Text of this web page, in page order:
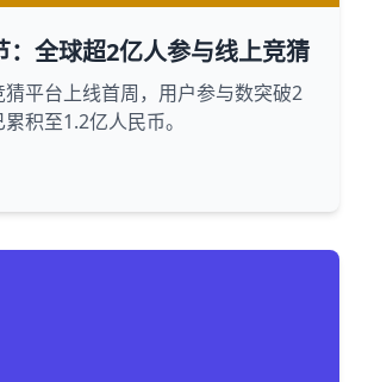
：全球超2亿人参与线上竞猜
平台上线首周，用户参与数突破2
积至1.2亿人民币。